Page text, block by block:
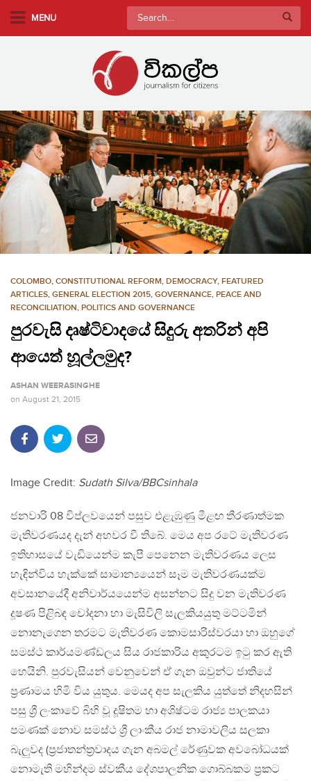
m
a
n
c
o
n
e
MENU
Search
for:
COLOMBO, CONSTITUTIONAL REFORM, DEMOCRACY, FEATURED
ARTICLES, GENERAL ELECTION 2015, GOVERNANCE, PEACE AND
RECONCILIATION, POLITICS AND GOVERNANCE
පුරවැසි දෘෂ්ටිවාදයේ සිදුරු අතරින් අපි
ආයෙත් හූල්ලමුද?
ASHAN WEERASINGHE
on August 21, 2015
Image Credit: Sudath Silva/BBCsinhala
ජනවාරි 08 විප්ලවයෙන් පසුව එළැඹුණු මීළඟ තීරණාත්මක
මැතිවරණයද දැන් අහවර වී තිබේ. මෙය අප රටේ මැතිවරණ
ඉතිහාසයේ වැඩියෙන්ම කැපී පෙනෙන මැතිවරණය ලෙස
හැඳින්විය හැක්කේ සාමාන්‍යයෙන් සෑම මැතිවරණයක්ම
අවසානයේදී අනිවාර්යයෙන්ම අසන්නට සිදු වන මැතිවරණ
දූෂණ පිළිබඳ චෝදනා හා මැසිවිලි සැලකියයුතු මට්ටමින්
නොනැගෙන තරමට මැතිවරණ කොමසාරිස්වරයා හා ඔහුගේ
සමස්ථ කාර්යමණ්ඩලය සිය රාජකාරිය අකුරටම ඉටු කර ඇති
හෙයිනි. පුරවැසියන් වෙනුවෙන් ඒ ගැන ඔවුන්ට ජාතියේ
ප්‍රණාමය හිමි විය යුතුය. මෙයද අප සැලකිය යුත්තේ නිදහසින්
පසු ශ්‍රී ලංකාවේ බිහි වූ දූෂිතම හා අශිෂ්ටම රාජ්‍ය පාලකයා
පමණක් නොව සමස්ථ ශ්‍රී ලාංකීය රාජ නාමාවලිය සලකා
බැලුවද (ප්‍රජාතන්ත්‍රවාදය ගැන අබමල් රේණුවක අවබෝධයක්
නොමැති මහින්දම ස්වකීය දේශපාලනික ගොබ්බකම ප්‍රකට